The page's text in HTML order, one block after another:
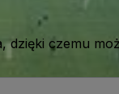
dzięki czemu